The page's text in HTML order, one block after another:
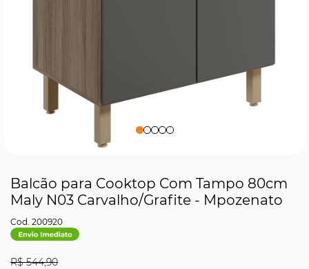
Balcão para Cooktop Com Tampo 80cm
Maly N03 Carvalho/Grafite - Mpozenato
200920
R$ 544,90